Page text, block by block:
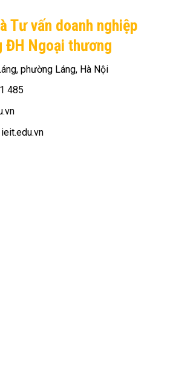
Tư vấn doanh nghiệp
ĐH Ngoại thương
phường Láng, Hà Nội
485